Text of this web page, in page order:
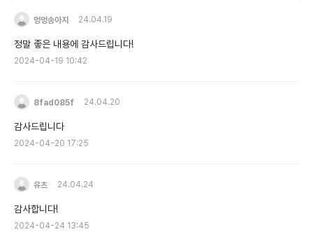
멍멍송아지 24.04.19
정말 좋은 내용에 감사드립니다!
2024-04-19 10:42
8fad085f 24.04.20
감사드립니다
2024-04-20 17:25
유츠 24.04.24
감사합니다!
2024-04-24 13:45